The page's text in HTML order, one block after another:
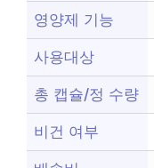
영양제 기능
사용대상
총 캡슐/정 수량
비건 여부